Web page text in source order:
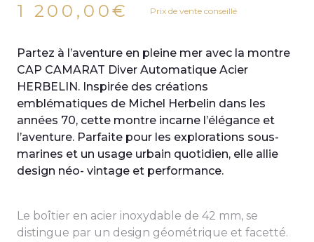
1 200,00€ Prix de vente conseillé
Partez à l’aventure en pleine mer avec la montre
CAP CAMARAT Diver Automatique Acier
HERBELIN. Inspirée des créations
emblématiques de Michel Herbelin dans les
années 70, cette montre incarne l’élégance et
l’aventure. Parfaite pour les explorations sous-
marines et un usage urbain quotidien, elle allie
design néo- vintage et performance.
Le boîtier en acier inoxydable de 42 mm, se
distingue par un design géométrique et facetté.